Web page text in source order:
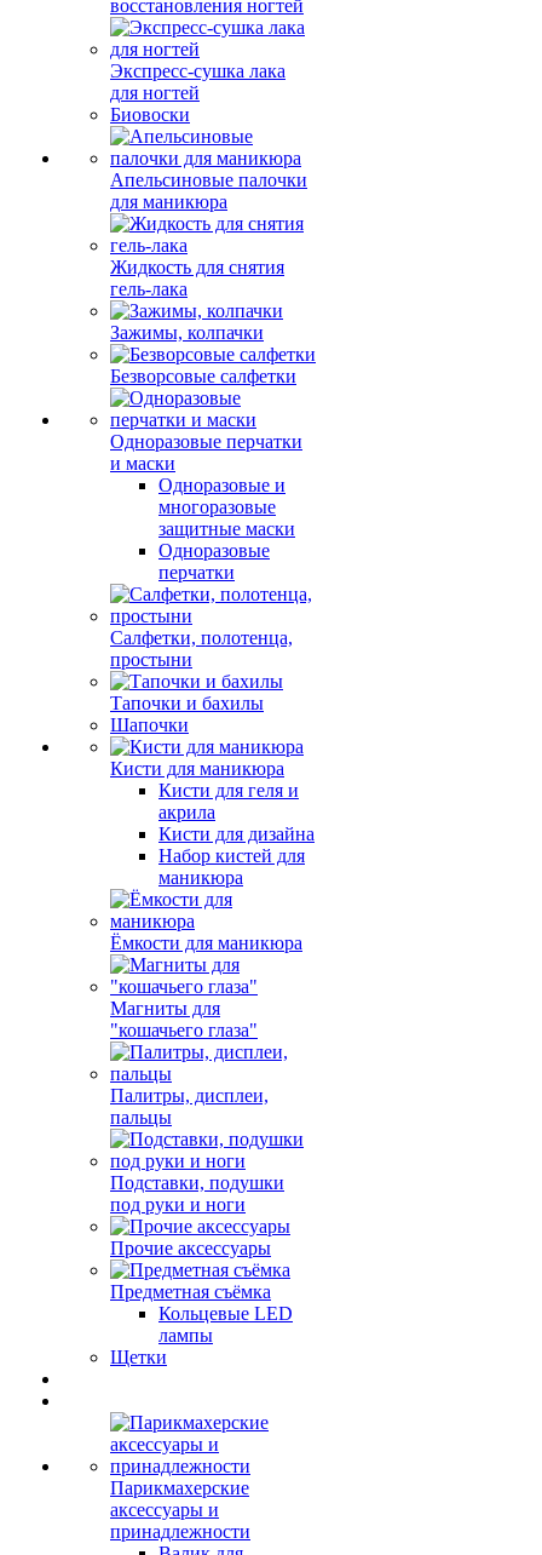
восстановления ногтей
Экспресс-сушка лака
для ногтей
Биовоски
Апельсиновые палочки
для маникюра
Жидкость для снятия
гель-лака
Зажимы, колпачки
Безворсовые салфетки
Одноразовые перчатки
и маски
Одноразовые и
многоразовые
защитные маски
Одноразовые
перчатки
Салфетки, полотенца,
простыни
Тапочки и бахилы
Шапочки
Кисти для маникюра
Кисти для геля и
акрила
Кисти для дизайна
Набор кистей для
маникюра
Ёмкости для маникюра
Магниты для
"кошачьего глаза"
Палитры, дисплеи,
пальцы
Подставки, подушки
под руки и ноги
Прочие аксессуары
Предметная съёмка
Кольцевые LED
лампы
Щетки
Парикмахерские
аксессуары и
принадлежности